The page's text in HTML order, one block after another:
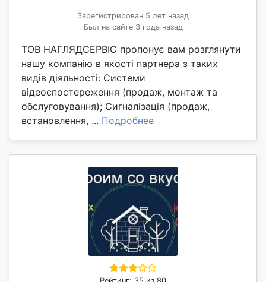
Зарегистрирован 5 лет назад
Был на сайте 3 года назад
ТОВ НАГЛЯДСЕРВІС пропонує вам розглянути
нашу компанію в якості партнера з таких
видів діяльності: Системи
відеоспостереження (продаж, монтаж та
обслуговування); Сигналізація (продаж,
встановлення, ... Подробнее